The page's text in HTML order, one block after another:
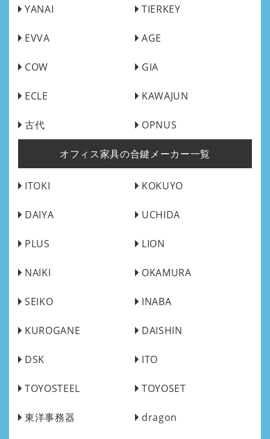
YANAI TIERKEY
EVVA AGE
COW GIA
ECLE KAWAJUN
古代 OPNUS
オフィス家具の合鍵メーカー一覧
ITOKI KOKUYO
DAIYA UCHIDA
PLUS LION
NAIKI OKAMURA
SEIKO INABA
KUROGANE DAISHIN
DSK ITO
TOYOSTEEL TOYOSET
東洋事務器 dragon